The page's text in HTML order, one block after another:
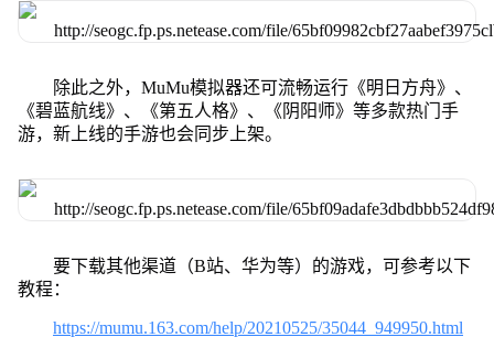
除此之外，MuMu模拟器还可流畅运行《明日方舟》、
《碧蓝航线》、《第五人格》、《阴阳师》等多款热门手
游，新上线的手游也会同步上架。
要下载其他渠道（B站、华为等）的游戏，可参考以下
教程：
https://mumu.163.com/help/20210525/35044_949950.html